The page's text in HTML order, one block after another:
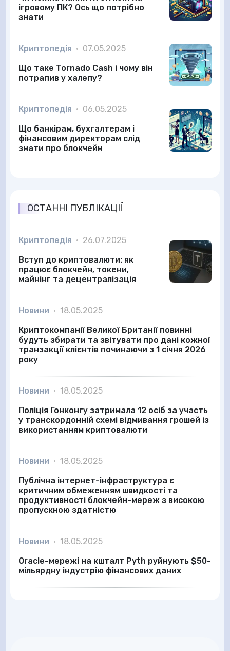
ігровому ПК? Ось що потрібно
знати
Криптопедія • 07.05.2025
Що таке Tornado Cash і чому він
потрапив у халепу?
Криптопедія • 06.05.2025
Що банкірам, бухгалтерам і
фінансовим директорам слід
знати про блокчейн
ОСТАННІ ПУБЛІКАЦІЇ
Криптопедія • 26.07.2025
Вступ до криптовалюти: як
працює блокчейн, токени,
майнінг та децентралізація
Новини • 18.05.2025
Криптокомпанії Великої Британії повинні
будуть збирати та звітувати про дані кожної
транзакції клієнтів починаючи з 1 січня 2026
року
Новини • 18.05.2025
Поліція Гонконгу затримала 12 осіб за участь
у транскордонній схемі відмивання грошей із
використанням криптовалюти
Новини • 18.05.2025
Публічна інтернет-інфраструктура є
критичним обмеженням швидкості та
продуктивності блокчейн-мереж з високою
пропускною здатністю
Новини • 18.05.2025
Oracle-мережі на кшталт Pyth руйнують $50-
мільярдну індустрію фінансових даних